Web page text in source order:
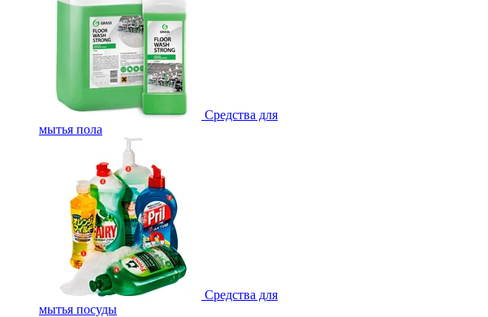
Средства для
мытья пола
Средства для
мытья посуды